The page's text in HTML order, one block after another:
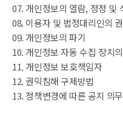
07. 개인정보의 열람, 정정 및
08. 이용자 및 법정대리인의
09. 개인정보의 파기
10. 개인정보 자동 수집 장치
11. 개인정보 보호책임자
12. 권익침해 구제방법
13. 정책변경에 따른 공지 의무